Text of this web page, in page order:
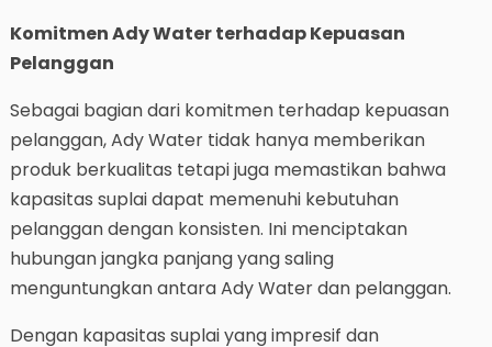
Komitmen Ady Water terhadap Kepuasan
Pelanggan
Sebagai bagian dari komitmen terhadap kepuasan
pelanggan, Ady Water tidak hanya memberikan
produk berkualitas tetapi juga memastikan bahwa
kapasitas suplai dapat memenuhi kebutuhan
pelanggan dengan konsisten. Ini menciptakan
hubungan jangka panjang yang saling
menguntungkan antara Ady Water dan pelanggan.
Dengan kapasitas suplai yang impresif dan